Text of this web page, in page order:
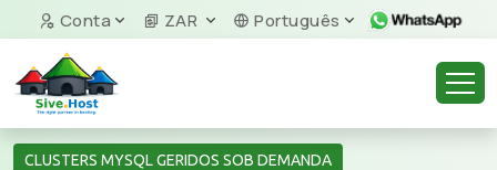
Conta ZAR Português
CLUSTERS MYSQL GERIDOS SOB DEMANDA